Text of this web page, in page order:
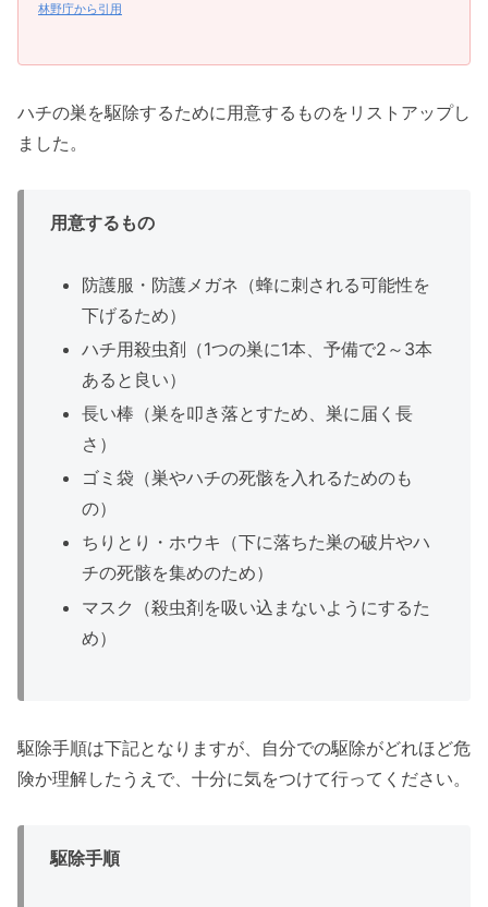
林野庁から引用
ハチの巣を駆除するために用意するものをリストアップし
ました。
用意するもの
防護服・防護メガネ（蜂に刺される可能性を
下げるため）
ハチ用殺虫剤（1つの巣に1本、予備で2～3本
あると良い）
長い棒（巣を叩き落とすため、巣に届く長
さ）
ゴミ袋（巣やハチの死骸を入れるためのも
の）
ちりとり・ホウキ（下に落ちた巣の破片やハ
チの死骸を集めのため）
マスク（殺虫剤を吸い込まないようにするた
め）
駆除手順は下記となりますが、自分での駆除がどれほど危
険か理解したうえで、十分に気をつけて行ってください。
駆除手順